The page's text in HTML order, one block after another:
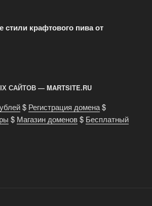
стили крафтового пива от
САЙТОВ — MARTSITE.RU
$ Регистрация домена$
$ Магазин доменов$ Бесплатный